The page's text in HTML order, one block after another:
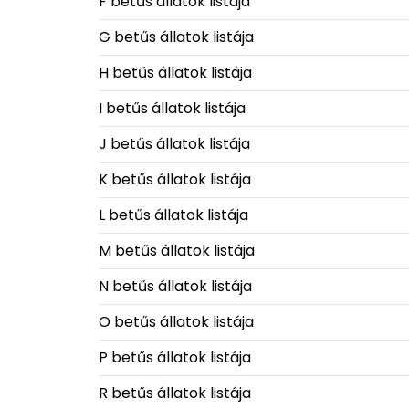
G betűs állatok listája
H betűs állatok listája
I betűs állatok listája
J betűs állatok listája
K betűs állatok listája
L betűs állatok listája
M betűs állatok listája
N betűs állatok listája
O betűs állatok listája
P betűs állatok listája
R betűs állatok listája